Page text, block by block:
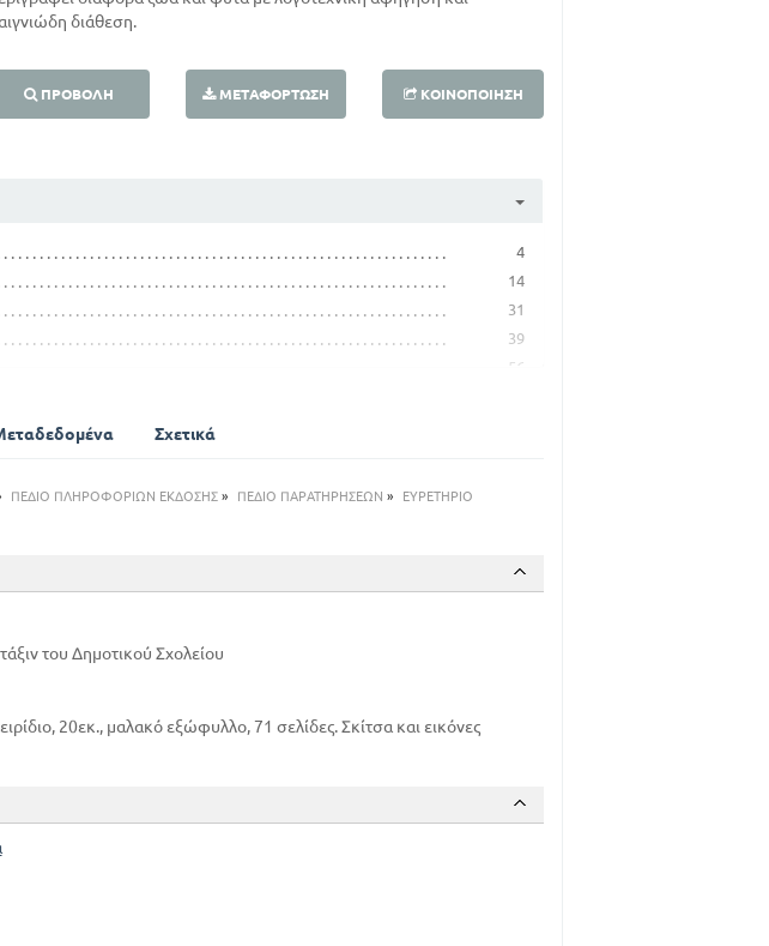
διάθεση.
ΠΡΟΒΟΛΉ ΜΕΤΑΦΌΡΤΩΣΗ ΚΟΙΝΟΠΟΊΗΣΗ
4
14
31
39
56
Σχετικά
ΠΕΔΙΟ ΠΛΗΡΟΦΟΡΙΩΝ ΕΚΔΟΣΗΣ» ΠΕΔΙΟ ΠΑΡΑΤΗΡΗΣΕΩΝ »
ΕΥΡΕΤΗΡΙΟ
του Δημοτικού Σχολείου
20εκ., μαλακό εξώφυλλο, 71 σελίδες. Σκίτσα και εικόνες